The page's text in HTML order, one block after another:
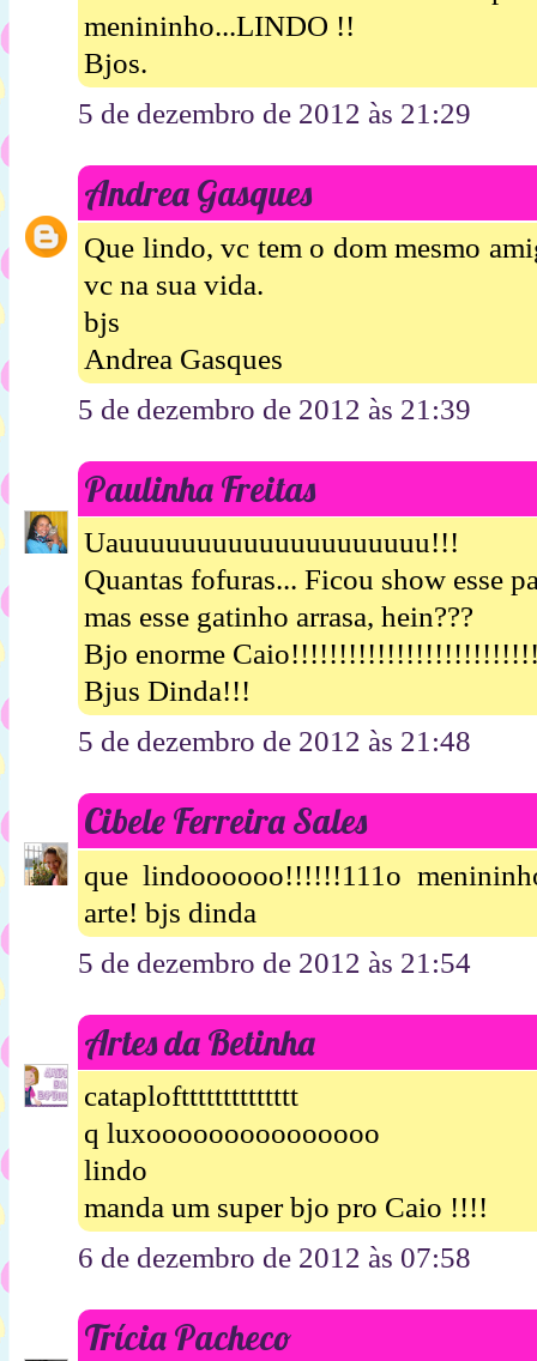
menininho...LINDO !!
Bjos.
5 de dezembro de 2012 às 21:29
Andrea Gasques
Que lindo, vc tem o dom mesmo
vc na sua vida.
bjs
Andrea Gasques
5 de dezembro de 2012 às 21:39
Paulinha Freitas
Uauuuuuuuuuuuuuuuuuuuu!!!
Quantas fofuras... Ficou show esse
mas esse gatinho arrasa, hein???
Bjo enorme
Bjus Dinda!!!
5 de dezembro de 2012 às 21:48
Cibele Ferreira Sales
que lindoooooo!!!!!!111o
arte! bjs dinda
5 de dezembro de 2012 às 21:54
Artes da Betinha
cataploftttttttttttttt
q luxooooooooooooooo
lindo
manda um super bjo pro Caio !!!!
6 de dezembro de 2012 às 07:58
Trícia Pacheco